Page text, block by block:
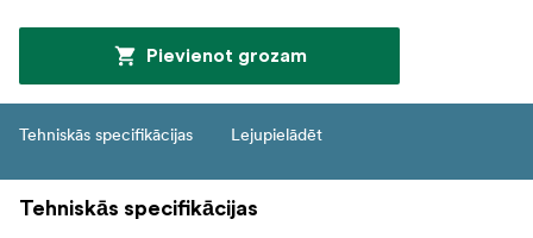
Pievienot grozam
Tehniskās specifikācijas Lejupielādēt
Tehniskās specifikācijas